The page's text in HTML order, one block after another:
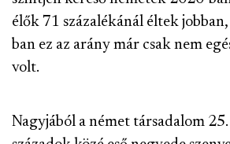
élők 71 százalékánál éltek
ban ez az arány már csak nem
volt.
Nagyjából a német társadalom